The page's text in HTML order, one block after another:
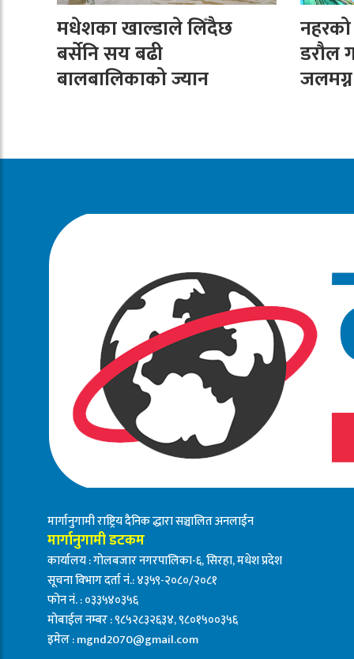
मधेशका खाल्डाले लिँदैछ
बर्सेनि सय बढी
बालबालिकाको ज्यान
डरौल
जलमग्न
मार्गानुगामी राष्ट्रिय दैनिक द्धारा सञ्चालित अनलाईन
मार्गानुगामी डटकम
कार्यालय : गोलबजार नगरपालिका-६, सिरहा, मधेश प्रदेश
सूचना विभाग दर्ता नं.: ४३५९-२०८०/२०८१
फोन नं. : ०३३५४०३५६
मोबाईल नम्बर : ९८५२८३२६३४, ९८०१५००३५६
इमेल :mgnd2070@gmail.com